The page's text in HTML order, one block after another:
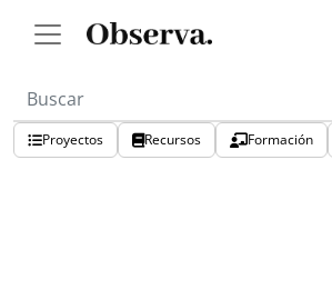
Proyectos Recursos Formación